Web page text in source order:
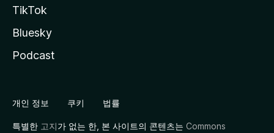
TikTok
Bluesky
Podcast
개인 정보 쿠키 법률
특별한 고지가 없는 한, 본 사이트의 콘텐츠는 Commons